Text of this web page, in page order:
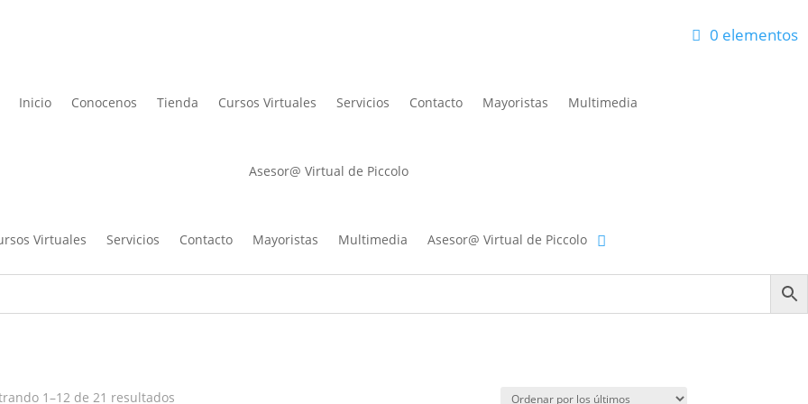
0 elementos
Inicio Conocenos Tienda Cursos Virtuales Servicios Contacto Mayoristas Multimedia
Asesor@ Virtual de Piccolo
Virtuales Servicios Contacto Mayoristas Multimedia Asesor@ Virtual de Piccolo
1–12 de 21 resultadosOrdenado